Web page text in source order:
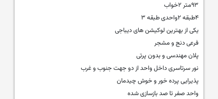
۹۳متر ۲خواب
۴طبقه ۲واحدی طبقه ۳
یکی از بهترین لوکیشن های دیباجی
فرعی دنج و مشجر
پلان مهندسی و بدون پرتی
نور سرتاسری داخل واحد از دو جهت جنوب و غرب
پذیرایی پرده خور و خوش چیدمان
واحد صفر تا صد بازسازی شده